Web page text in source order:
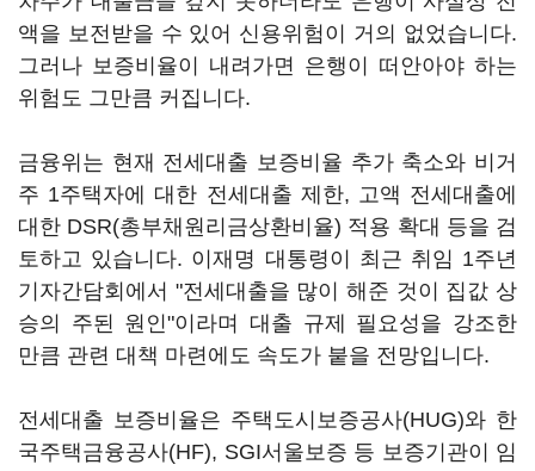
액을 보전받을 수 있어 신용위험이 거의 없었습니다.
그러나 보증비율이 내려가면 은행이 떠안아야 하는
위험도 그만큼 커집니다.
금융위는 현재 전세대출 보증비율 추가 축소와 비거
주 1주택자에 대한 전세대출 제한, 고액 전세대출에
대한 DSR(총부채원리금상환비율) 적용 확대 등을 검
토하고 있습니다. 이재명 대통령이 최근 취임 1주년
기자간담회에서 "전세대출을 많이 해준 것이 집값 상
승의 주된 원인"이라며 대출 규제 필요성을 강조한
만큼 관련 대책 마련에도 속도가 붙을 전망입니다.
전세대출 보증비율은 주택도시보증공사(HUG)와 한
국주택금융공사(HF), SGI서울보증 등 보증기관이 임